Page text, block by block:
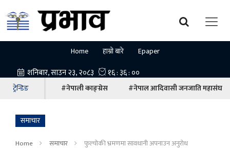
Home हाम्रो बारे Epaper
ट्रेन्डिङ #नेपाली काङ्ग्रेस #नेपाल आदिवासी जनजाति महासंघ
समाचार
Home समाचार फुल्चोकी भ्रमणमा सावधानी अपनाउन अनुरोध